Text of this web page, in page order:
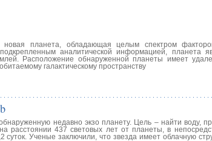
планета, обладающая целым спектром
аналитической информацией, планета
Расположение обнаруженной планеты имеет
галактическому пространству
недавно экзо планету. Цель – найти воду,
расстоянии 437 световых лет от планеты, в
Ученые заключили, что звезда имеет облачную